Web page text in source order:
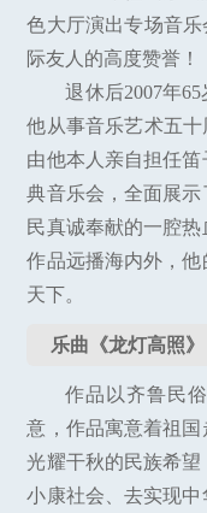
色大厅演出专场音乐
际友人的高度赞誉！
退休后2007年
他从事音乐艺术五十
由他本人亲自担任
典音乐会，全面展
民真诚奉献的一腔
作品远播海内外，
天下。
乐曲《龙灯高照》
作品以齐鲁民
意，作品寓意着祖
光耀干秋的民族希
小康社会、去实现